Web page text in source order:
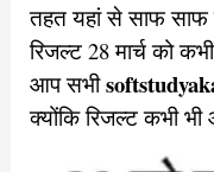
तहत यहां से साफ साफ
रिजल्ट 28 मार्च को
आप सभी
क्योंकि रिजल्ट कभी